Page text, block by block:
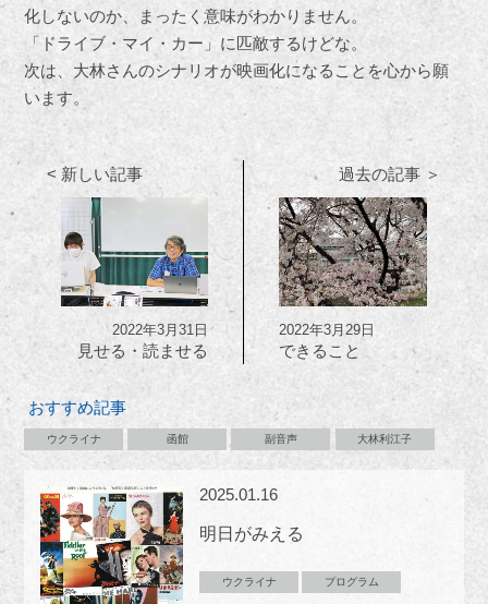
化しないのか、まったく意味がわかりません。
「ドライブ・マイ・カー」に匹敵するけどな。
次は、大林さんのシナリオが映画化になることを心から願
います。
< 新しい記事
2022年3月31日
見せる・読ませる
過去の記事 ＞
2022年3月29日
できること
おすすめ記事
ウクライナ 函館 副音声 大林利江子
2025.01.16
明日がみえる
ウクライナ プログラム